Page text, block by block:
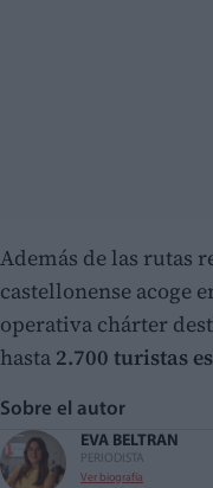
Además de las rutas
castellonense acoge
operativa chárter
hasta 2.700 turistas
Sobre el autor
EVA BELTRAN
PERIODISTA
Ver biografía